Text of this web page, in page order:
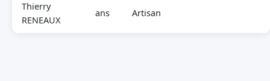
Thierry
RENEAUX
ans Artisan